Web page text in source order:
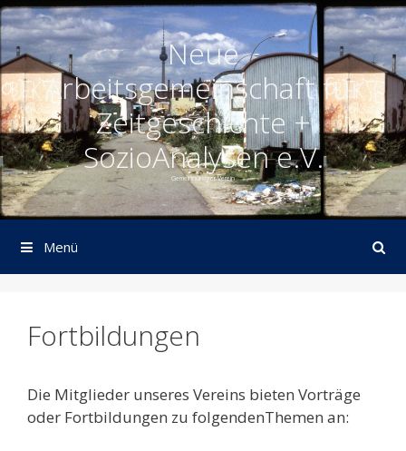
Springe
zum
Inhalt
Neue
Arbeitsgemeinschaft für
Zeitgeschichte +
SozioAnalysen e.V.
Gemeinnütziger Verein
Menü
Fortbildungen
Die Mitglieder unseres Vereins bieten Vorträge
oder Fortbildungen zu folgendenThemen an: